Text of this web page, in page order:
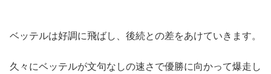
ベッテルは好調に飛ばし、後続との差をあけていきます。
久々にベッテルが文句なしの速さで優勝に向かって爆走し